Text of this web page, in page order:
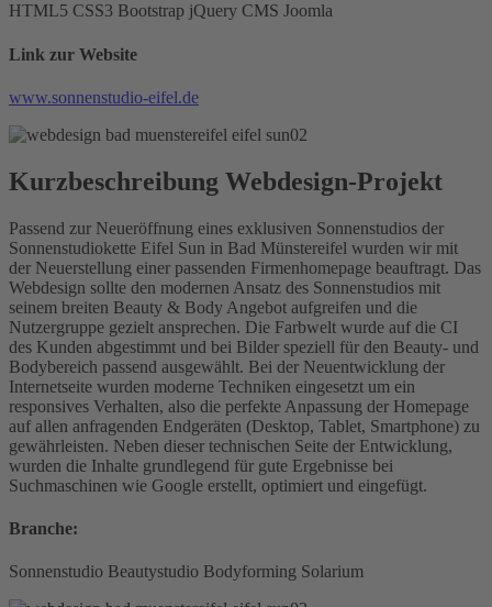
HTML5 CSS3 Bootstrap jQuery CMS Joomla
Link zur Website
www.sonnenstudio-eifel.de
Kurzbeschreibung Webdesign-Projekt
Passend zur Neueröffnung eines exklusiven Sonnenstudios der
Sonnenstudiokette Eifel Sun in Bad Münstereifel wurden wir mit
der Neuerstellung einer passenden Firmenhomepage beauftragt. Das
Webdesign sollte den modernen Ansatz des Sonnenstudios mit
seinem breiten Beauty & Body Angebot aufgreifen und die
Nutzergruppe gezielt ansprechen. Die Farbwelt wurde auf die CI
des Kunden abgestimmt und bei Bilder speziell für den Beauty- und
Bodybereich passend ausgewählt. Bei der Neuentwicklung der
Internetseite wurden moderne Techniken eingesetzt um ein
responsives Verhalten, also die perfekte Anpassung der Homepage
auf allen anfragenden Endgeräten (Desktop, Tablet, Smartphone) zu
gewährleisten. Neben dieser technischen Seite der Entwicklung,
wurden die Inhalte grundlegend für gute Ergebnisse bei
Suchmaschinen wie Google erstellt, optimiert und eingefügt.
Branche:
Sonnenstudio Beautystudio Bodyforming Solarium